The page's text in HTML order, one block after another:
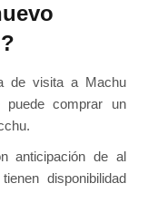
de visita a Machu
puede comprar un
anticipación de al
disponibilidad